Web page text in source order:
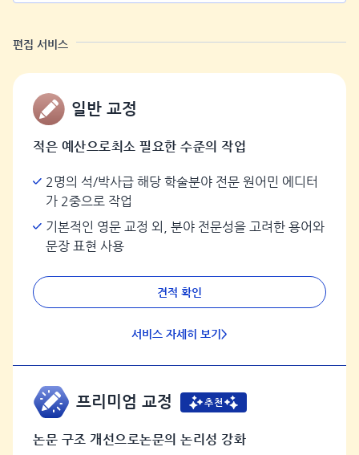
편집 서비스
일반 교정
적은 예산으로최소 필요한 수준의 작업
2명의 석/박사급 해당 학술분야 전문 원어민 에디터
가 2중으로 작업
기본적인 영문 교정 외, 분야 전문성을 고려한 용어와
문장 표현 사용
견적 확인
서비스 자세히 보기>
프리미엄 교정 추천
논문 구조 개선으로논문의 논리성 강화